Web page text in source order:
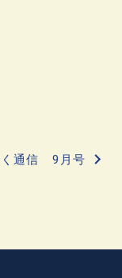
通信 9月号